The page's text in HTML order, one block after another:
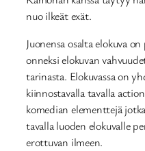
nuo ilkeät exät.
Juonensa osalta elokuva
onneksi elokuvan
tarinasta. Elokuvassa on
kiinnostavalla tavalla
komedian elementtejä
tavalla luoden elokuvalle
erottuvan ilmeen.